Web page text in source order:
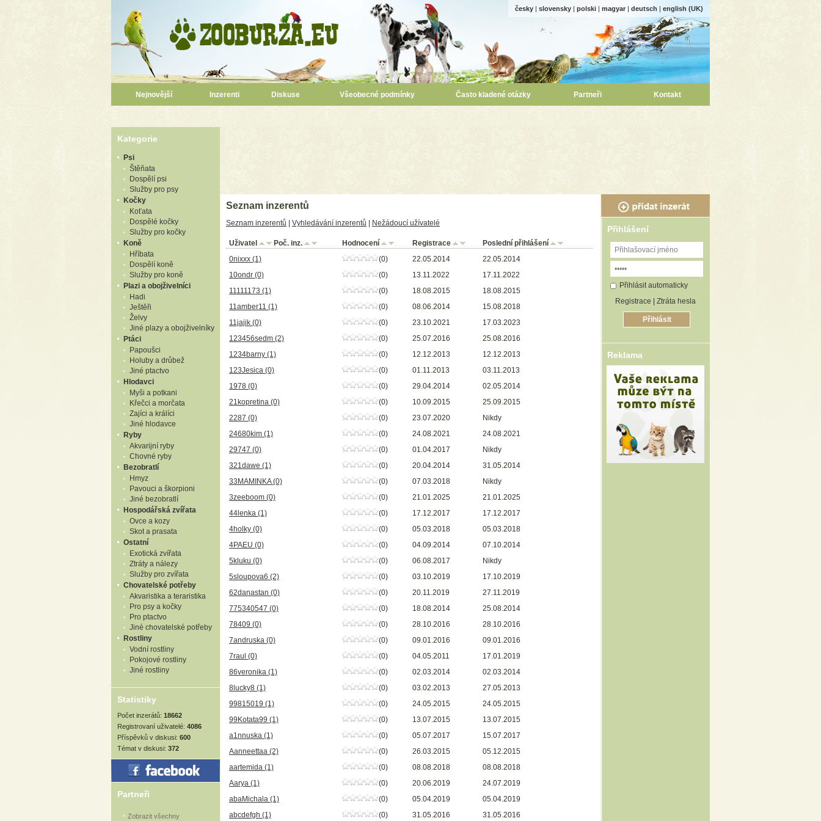
česky | slovensky | polski | magyar | deutsch | english (UK)
Nejnovější Inzerenti Diskuse Všeobecné podmínky Často kladené otázky Partneři Kontakt
Kategorie
Psi
Štěňata
Dospělí psi
Služby pro psy
Kočky
Koťata
Dospělé kočky
Služby pro kočky
Koně
Hříbata
Dospělí koně
Služby pro koně
Plazi a obojživelníci
Hadi
Ještěři
Želvy
Jiné plazy a obojživelníky
Ptáci
Papoušci
Holuby a drůbež
Jiné ptactvo
Hlodavci
Myši a potkani
Křečci a morčata
Zajíci a králíci
Jiné hlodavce
Ryby
Akvarijní ryby
Chovné ryby
Bezobratlí
Hmyz
Pavouci a škorpioni
Jiné bezobratlí
Hospodářská zvířata
Ovce a kozy
Skot a prasata
Ostatní
Exotická zvířata
Ztráty a nálezy
Služby pro zvířata
Chovatelské potřeby
Akvaristika a teraristika
Pro psy a kočky
Pro ptactvo
Jiné chovatelské potřeby
Rostliny
Vodní rostliny
Pokojové rostliny
Jiné rostliny
Statistiky
Počet inzerátů: 18662
Registrovaní uživatelé: 4086
Příspěvků v diskusi: 600
Témat v diskusi: 372
Partneři
Zobrazit všechny
Seznam inzerentů
Seznam inzerentů Vyhledávání inzerentů Nežádoucí užívatelé
Uživatel Poč. inz. Hodnocení Registrace
Poslední přihlášení
0nixxx (1) (0) 22.05.2014
22.05.2014
10ondr (0) (0) 13.11.2022
17.11.2022
11111173 (1) (0) 18.08.2015
18.08.2015
11amber11 (1) (0) 08.06.2014
15.08.2018
11jajik (0) (0) 23.10.2021
17.03.2023
123456sedm (2) (0) 25.07.2016
25.08.2016
1234barny (1) (0) 12.12.2013
12.12.2013
123Jesica (0) (0) 01.11.2013
03.11.2013
1978 (0) (0) 29.04.2014
02.05.2014
21kopretina (0) (0) 10.09.2015
25.09.2015
2287 (0) (0) 23.07.2020
Nikdy
24680kim (1) (0) 24.08.2021
24.08.2021
29747 (0) (0) 01.04.2017
Nikdy
321dawe (1) (0) 20.04.2014
31.05.2014
33MAMINKA(0) (0) 07.03.2018
Nikdy
3zeeboom (0) (0) 21.01.2025
21.01.2025
44lenka (1) (0) 17.12.2017
17.12.2017
4holky (0) (0) 05.03.2018
05.03.2018
4PAEU (0) (0) 04.09.2014
07.10.2014
5kluku (0) (0) 06.08.2017
Nikdy
5sloupova6 (2) (0) 03.10.2019
17.10.2019
62danastan (0) (0) 20.11.2019
27.11.2019
775340547 (0) (0) 18.08.2014
25.08.2014
78409 (0) (0) 28.10.2016
28.10.2016
7andruska (0) (0) 09.01.2016
09.01.2016
7raul (0) (0) 04.05.2011
17.01.2019
86veronika (1) (0) 02.03.2014
02.03.2014
8lucky8 (1) (0) 03.02.2013
27.05.2013
99815019 (1) (0) 24.05.2015
24.05.2015
99Kotata99 (1) (0) 13.07.2015
13.07.2015
a1nnuska (1) (0) 05.07.2017
15.07.2017
Aanneettaa (2) (0) 26.03.2015
05.12.2015
aartemida (1) (0) 08.08.2018
08.08.2018
Aarya (1) (0) 20.06.2019
24.07.2019
abaMichala (1) (0) 05.04.2019
05.04.2019
abcdefgh (1) (0) 31.05.2016 31.05.2016
Přihlášení
Přihlásit automaticky
Registrace
Ztráta hesla
Reklama